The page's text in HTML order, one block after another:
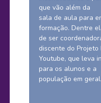
que vão além da
sala de aula para
formação. Dentre
de ser
discente do
Youtube, que leva
para os alunos e a
população em geral.